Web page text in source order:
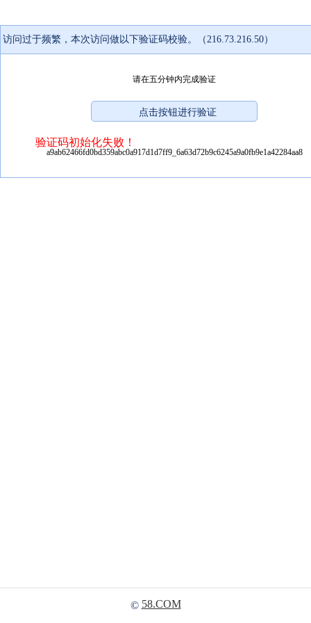
访问过于频繁，本次访问做以下验证码校验。（216.73.216.50）
请在五分钟内完成验证
验证码初始化失败！
a9ab62466fd0bd359abc0a917d1d7ff9_6a63d72b9c6245a9a0fb9e1a42284aa8
© 58.COM